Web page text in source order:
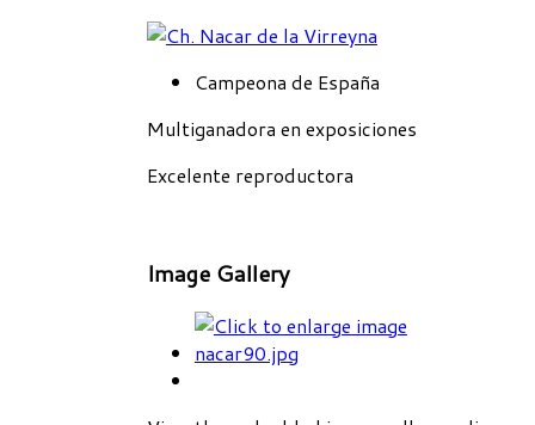
Campeona de España
Multiganadora en exposiciones
Excelente reproductora
Image Gallery